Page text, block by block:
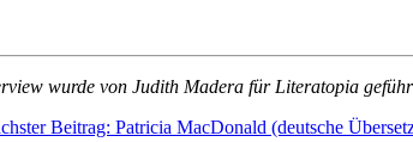
wurde von Judith Madera für Literatopia
Beitrag: Patricia MacDonald (deutsche